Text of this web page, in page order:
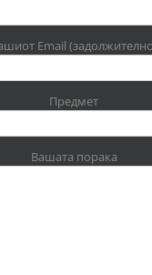
Email
Предмет
Вашата порака